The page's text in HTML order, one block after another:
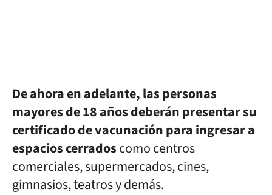
De ahora en adelante, las personas
mayores de 18 años deberán presentar su
certificado de vacunación para ingresar a
espacios cerradoscomo centros
comerciales, supermercados, cines,
gimnasios, teatros y demás.